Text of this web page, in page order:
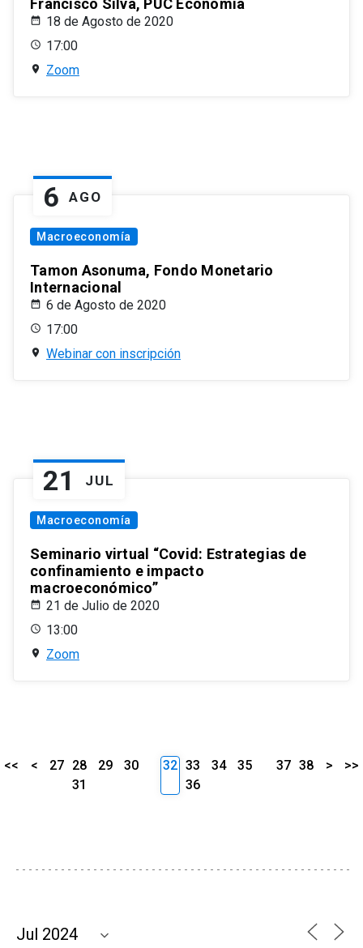
Francisco Silva, PUC Economía
18 de Agosto de 2020
17:00
Zoom
6 AGO
Macroeconomía
Tamon Asonuma, Fondo Monetario
Internacional
6 de Agosto de 2020
17:00
Webinar con inscripción
21 JUL
Macroeconomía
Seminario virtual “Covid: Estrategias de
confinamiento e impacto
macroeconómico”
21 de Julio de 2020
13:00
Zoom
<< < 27 28 29
30
31
32 33 34
35
36
37 38 > >>